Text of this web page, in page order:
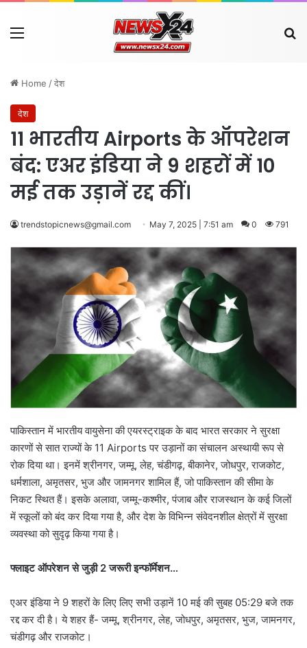
Menu
Home /देश
देश
11 भारतीय Airports के ऑपरेशन
बंद: एअर इंडिया ने 9 शहरों में 10
मई तक उड़ानें रद्द कीं।
trendstopicnews@gmail.com May 7, 2025 | 7:51 am 0 791
पाकिस्तान में भारतीय वायुसेना की एयरस्ट्राइक के बाद भारत सरकार ने सुरक्षा
कारणों से सात राज्यों के 11 Airports पर उड़ानों का संचालन अस्थायी रूप से
रोक दिया था। इनमें श्रीनगर, जम्मू, लेह, चंडीगढ़, बीकानेर, जोधपुर, राजकोट,
धर्मशाला, अमृतसर, भुज और जामनगर शामिल हैं, जो पाकिस्तान की सीमा के
निकट स्थित हैं। इसके अलावा, जम्मू-कश्मीर, पंजाब और राजस्थान के कई जिलों
में स्कूलों को बंद कर दिया गया है, और देश के विभिन्न संवेदनशील क्षेत्रों में सुरक्षा
व्यवस्था को सुदृढ़ किया गया है।
फ्लाइट ऑपरेशन से जुड़ी 2 जरूरी इन्फॉर्मेशन…
एअर इंडिया ने 9 शहरों के लिए लिए सभी उड़ानें 10 मई की सुबह 05:29 बजे तक
रद्द कर दी है। ये शहर हैं- जम्मू, श्रीनगर, लेह, जोधपुर, अमृतसर, भुज, जामनगर,
चंडीगढ़ और राजकोट।